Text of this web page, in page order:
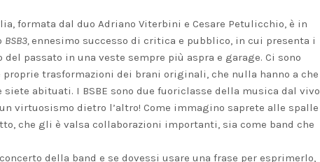
formata dal duo Adriano Viterbini e Cesare Petulicchio, è in
BSB3,ennesimo successo di critica e pubblico, in cui presenta i
passato in una veste sempre più aspra e garage. Ci sono
proprie trasformazioni dei brani originali, che nulla hanno a che
abituati. I BSBE sono due fuoriclasse della musica dal vivo
virtuosismo dietro l’altro! Come immagino saprete alle spalle
che gli è valsa collaborazioni importanti, sia come band che
della band e se dovessi usare una frase per esprimerlo,